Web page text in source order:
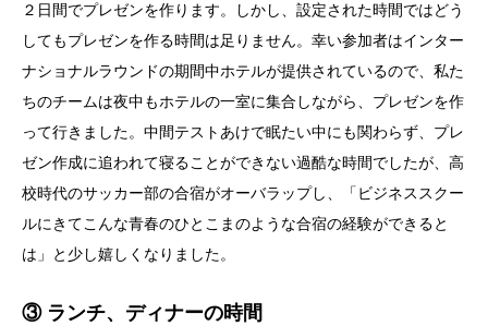
２日間でプレゼンを作ります。しかし、設定された時間ではどう
してもプレゼンを作る時間は足りません。幸い参加者はインター
ナショナルラウンドの期間中ホテルが提供されているので、私た
ちのチームは夜中もホテルの一室に集合しながら、プレゼンを作
って行きました。中間テストあけで眠たい中にも関わらず、プレ
ゼン作成に追われて寝ることができない過酷な時間でしたが、高
校時代のサッカー部の合宿がオーバラップし、「ビジネススクー
ルにきてこんな青春のひとこまのような合宿の経験ができると
は」と少し嬉しくなりました。
③ ランチ、ディナーの時間